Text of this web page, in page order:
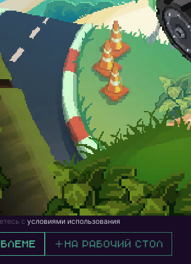
с условиями использования
На рабочий стол